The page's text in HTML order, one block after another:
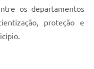
os departamentos
proteção e